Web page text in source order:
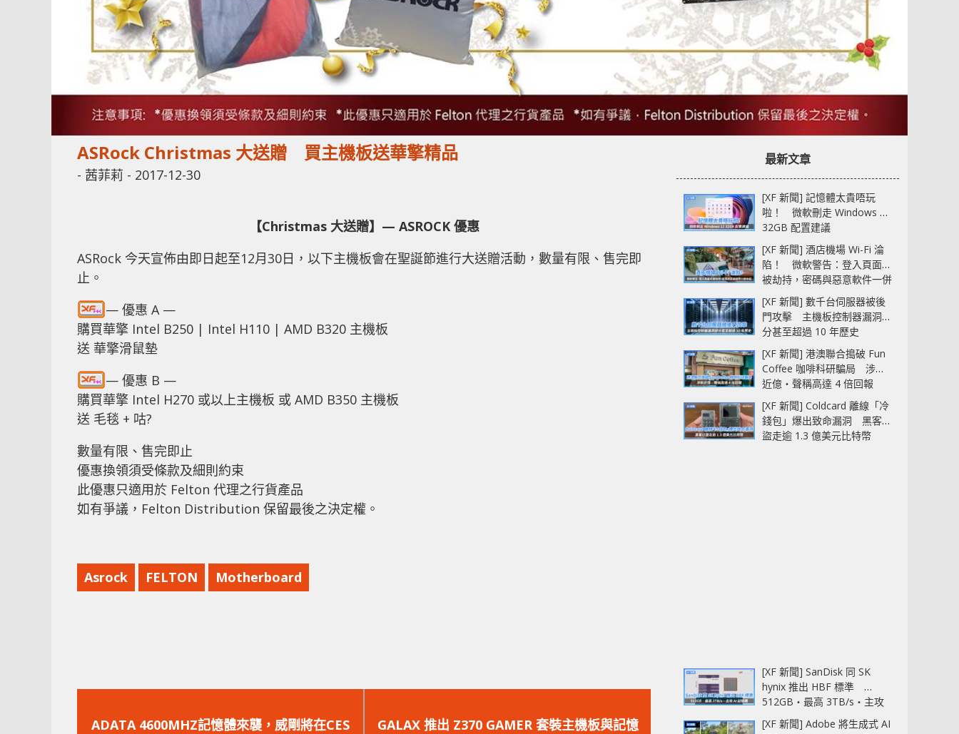
ASRock Christmas 大送贈 買主機板送華擎精品
- 茜菲莉 - 2017-12-30
【Christmas 大送贈】— ASROCK 優惠
ASRock 今天宣佈由即日起至12月30日，以下主機板會在聖誕節進行大送贈活動，數量有限、售完即
止。
— 優惠 A —
購買華擎 Intel B250 | Intel H110 | AMD B320 主機板
送 華擎滑鼠墊
— 優惠 B —
購買華擎 Intel H270 或以上主機板 或 AMD B350 主機板
送 毛毯 + 咕?
數量有限、售完即止
優惠換領須受條款及細則約束
此優惠只適用於 Felton 代理之行貨產品
如有爭議，Felton Distribution 保留最後之決定權。
Asrock FELTON Motherboard
一
ADATA 4600MHZ記憶體來襲，威剛將在CES
一
GALAX 推出 Z370 GAMER 套裝主機板與記憶
最新文章
[XF 新聞] 記憶體太貴唔玩
啦！ 微軟刪走 Windows 11
32GB 配置建議
[XF 新聞] 酒店機場 Wi-Fi 淪
陷！ 微軟警告：登入頁面可
被劫持，密碼與惡意軟件一併
中招
[XF 新聞] 數千台伺服器被後
門攻擊 主機板控制器漏洞部
分甚至超過 10 年歷史
[XF 新聞] 港澳聯合搗破 Fun
Coffee 咖啡科研騙局 涉款
近億‧聲稱高達 4 倍回報
[XF 新聞] Coldcard 離線「冷
錢包」爆出致命漏洞 黑客已
盜走逾 1.3 億美元比特幣
[XF 新聞] SanDisk 同 SK
hynix 推出 HBF 標準
512GB‧最高 3TB/s‧主攻
AI 記憶體
[XF 新聞] Adobe 將生成式 AI